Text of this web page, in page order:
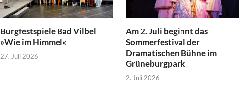
Burgfestspiele Bad Vilbel
»Wie im Himmel«
27. Juli 2026
Am 2. Juli beginnt das
Sommerfestival der
Dramatischen Bühne im
Grüneburgpark
2. Juli 2026